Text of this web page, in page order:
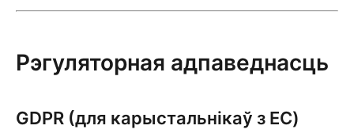
Рэгуляторная адпаведнасць
GDPR (для карыстальнікаў з ЕС)